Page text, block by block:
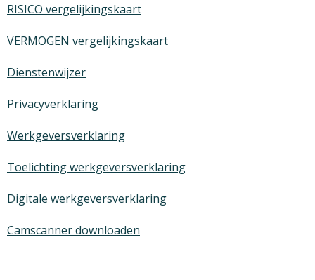
RISICO vergelijkingskaart
VERMOGEN vergelijkingskaart
Dienstenwijzer
Privacyverklaring
Werkgeversverklaring
Toelichting werkgeversverklaring
Digitale werkgeversverklaring
Camscanner downloaden